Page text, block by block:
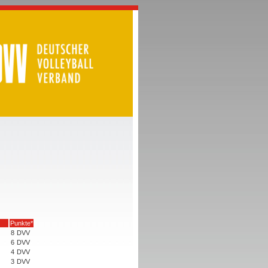
Punkte*
8 DVV
6 DVV
4 DVV
3 DVV